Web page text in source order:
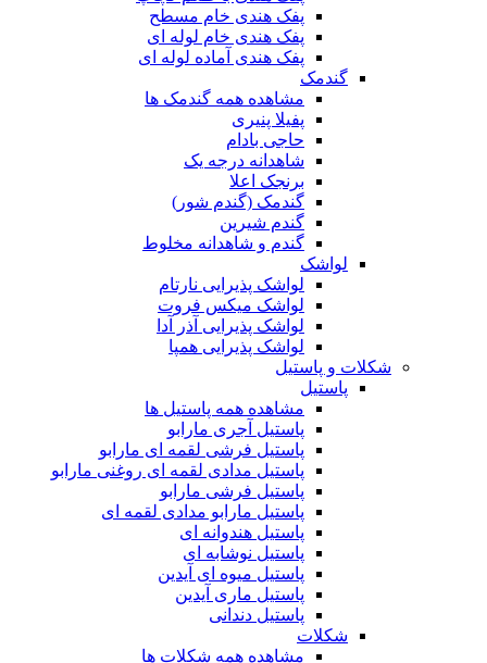
پفک هندی خام مسطح
پفک هندی خام لوله ای
پفک هندی آماده لوله ای
گندمک
مشاهده همه گندمک ها
پفیلا پنیری
حاجی بادام
شاهدانه درجه یک
برنجک اعلا
گندمک (گندم شور)
گندم شیرین
گندم و شاهدانه مخلوط
لواشک
لواشک پذیرایی نارتام
لواشک میکس فروت
لواشک پذیرایی آذر آدا
لواشک پذیرایی همپا
شکلات و پاستیل
پاستیل
مشاهده همه پاستیل ها
پاستیل آجری مارابو
پاستیل فرشی لقمه ای مارابو
پاستیل مدادی لقمه ای روغنی مارابو
پاستیل فرشی مارابو
پاستیل مارابو مدادی لقمه ای
پاستیل هندوانه ای
پاستیل نوشابه ای
پاستیل میوه ای آیدین
پاستیل ماری آیدین
پاستیل دندانی
شکلات
مشاهده همه شکلات ها